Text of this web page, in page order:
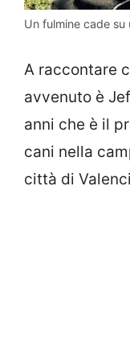
Un fulmine cade
A raccontare
avvenuto è
anni che è il
cani nella
città di